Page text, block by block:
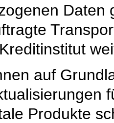
Daten
auf
Produkte